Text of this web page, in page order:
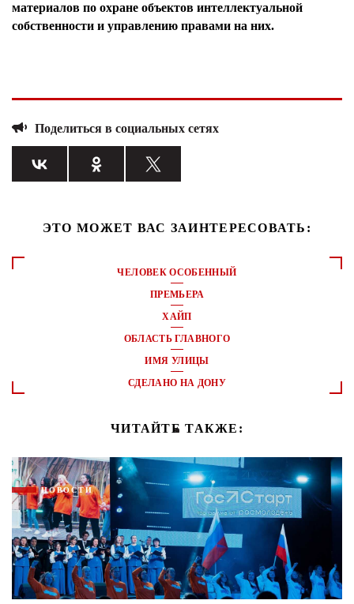
материалов по охране объектов интеллектуальной
собственности и управлению правами на них.
Поделиться в социальных сетях
ЭТО МОЖЕТ ВАС ЗАИНТЕРЕСОВАТЬ:
ЧЕЛОВЕК ОСОБЕННЫЙ
ПРЕМЬЕРА
ХАЙП
ОБЛАСТЬ ГЛАВНОГО
ИМЯ УЛИЦЫ
СДЕЛАНО НА ДОНУ
ЧИТАЙТЕ ТАКЖЕ:
НОВОСТИ